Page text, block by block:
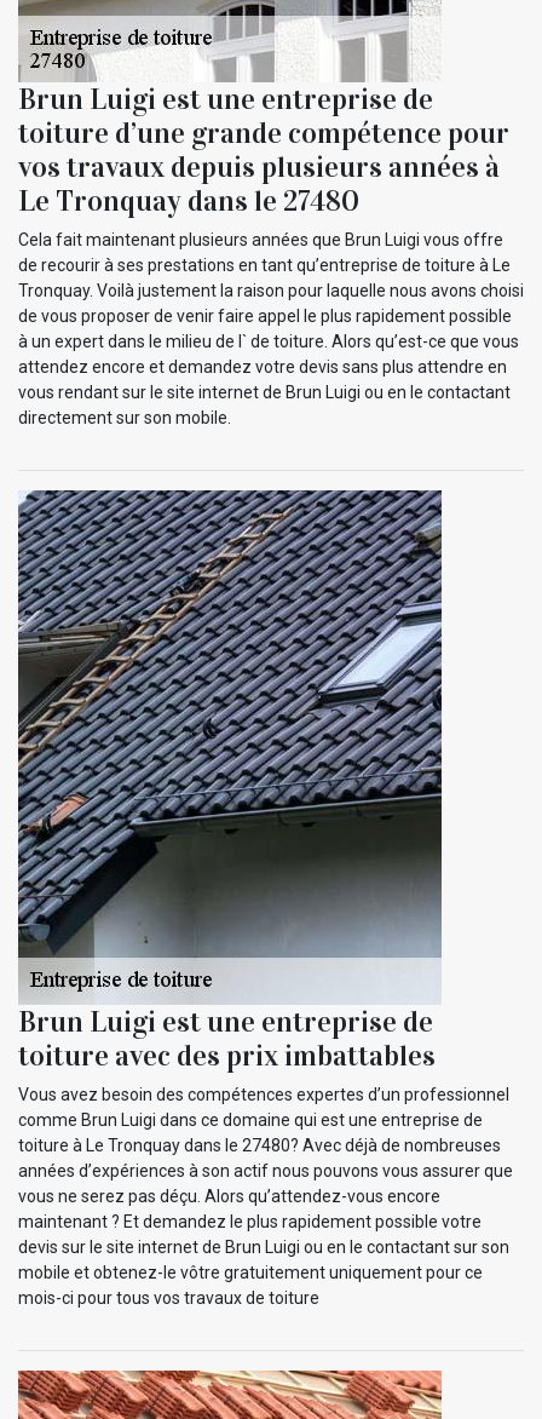
Brun Luigi est une entreprise de
toiture d’une grande compétence pour
vos travaux depuis plusieurs années à
Le Tronquay dans le 27480
Cela fait maintenant plusieurs années que Brun Luigi vous offre
de recourir à ses prestations en tant qu’entreprise de toiture à Le
Tronquay. Voilà justement la raison pour laquelle nous avons choisi
de vous proposer de venir faire appel le plus rapidement possible
à un expert dans le milieu de l` de toiture. Alors qu’est-ce que vous
attendez encore et demandez votre devis sans plus attendre en
vous rendant sur le site internet de Brun Luigi ou en le contactant
directement sur son mobile.
Brun Luigi est une entreprise de
toiture avec des prix imbattables
Vous avez besoin des compétences expertes d’un professionnel
comme Brun Luigi dans ce domaine qui est une entreprise de
toiture à Le Tronquay dans le 27480? Avec déjà de nombreuses
années d’expériences à son actif nous pouvons vous assurer que
vous ne serez pas déçu. Alors qu’attendez-vous encore
maintenant ? Et demandez le plus rapidement possible votre
devis sur le site internet de Brun Luigi ou en le contactant sur son
mobile et obtenez-le vôtre gratuitement uniquement pour ce
mois-ci pour tous vos travaux de toiture